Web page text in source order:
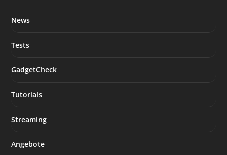
News
Tests
GadgetCheck
Tutorials
Streaming
Angebote